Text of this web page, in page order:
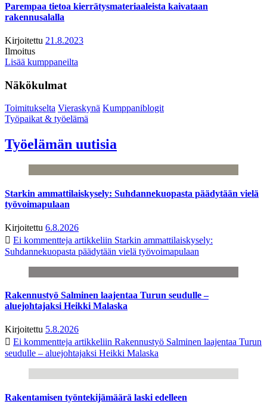
Parempaa tietoa kierrätysmateriaaleista kaivataan
rakennusalalla
Kirjoitettu 21.8.2023
Ilmoitus
Lisää kumppaneilta
Näkökulmat
Toimitukselta Vieraskynä Kumppaniblogit
Työpaikat & työelämä
Työelämän uutisia
Starkin ammattilaiskysely: Suhdannekuopasta päädytään vielä
työvoimapulaan
Kirjoitettu 6.8.2026
Ei kommentteja artikkeliin Starkin ammattilaiskysely:
Suhdannekuopasta päädytään vielä työvoimapulaan
Rakennustyö Salminen laajentaa Turun seudulle –
aluejohtajaksi Heikki Malaska
Kirjoitettu 5.8.2026
Ei kommentteja artikkeliin Rakennustyö Salminen laajentaa Turun
seudulle – aluejohtajaksi Heikki Malaska
Rakentamisen työntekijämäärä laski edelleen